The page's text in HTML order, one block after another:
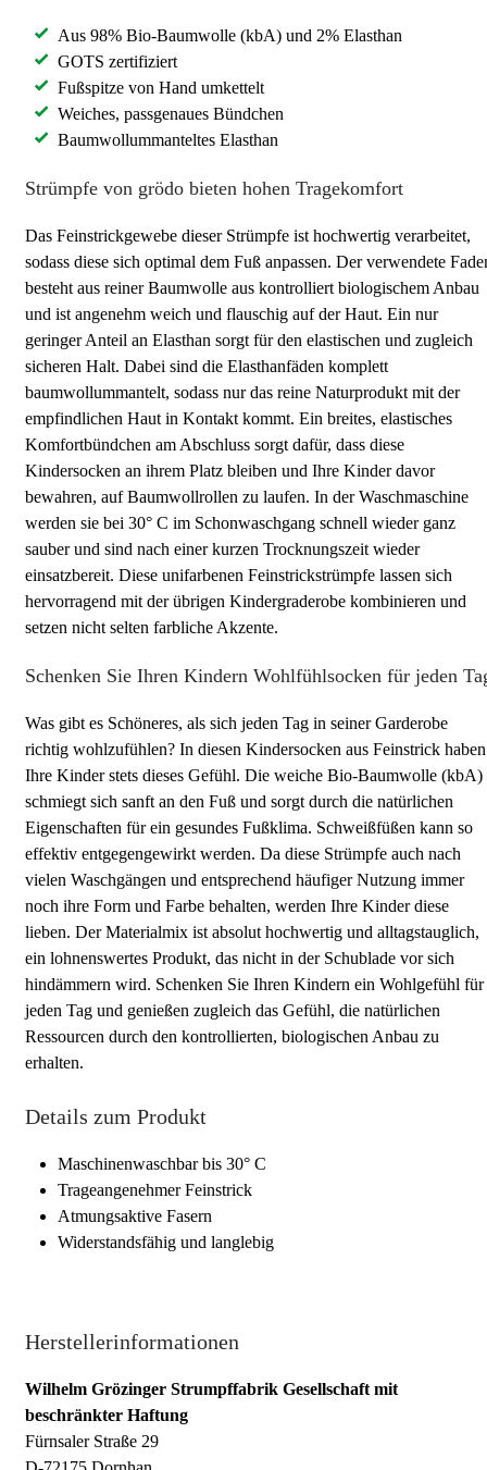
Aus 98% Bio-Baumwolle (kbA) und 2% Elasthan
GOTS zertifiziert
Fußspitze von Hand umkettelt
Weiches, passgenaues Bündchen
Baumwollummanteltes Elasthan
Strümpfe von grödo bieten hohen Tragekomfort
Das Feinstrickgewebe dieser Strümpfe ist hochwertig verarbeitet,
sodass diese sich optimal dem Fuß anpassen. Der verwendete
besteht aus reiner Baumwolle aus kontrolliert biologischem Anbau
und ist angenehm weich und flauschig auf der Haut. Ein nur
geringer Anteil an Elasthan sorgt für den elastischen und zugleich
sicheren Halt. Dabei sind die Elasthanfäden komplett
baumwollummantelt, sodass nur das reine Naturprodukt mit der
empfindlichen Haut in Kontakt kommt. Ein breites, elastisches
Komfortbündchen am Abschluss sorgt dafür, dass diese
Kindersocken an ihrem Platz bleiben und Ihre Kinder davor
bewahren, auf Baumwollrollen zu laufen. In der Waschmaschine
werden sie bei 30° C im Schonwaschgang schnell wieder ganz
sauber und sind nach einer kurzen Trocknungszeit wieder
einsatzbereit. Diese unifarbenen Feinstrickstrümpfe lassen sich
hervorragend mit der übrigen Kindergraderobe kombinieren und
setzen nicht selten farbliche Akzente.
Schenken Sie Ihren Kindern Wohlfühlsocken für jeden
Was gibt es Schöneres, als sich jeden Tag in seiner Garderobe
richtig wohlzufühlen? In diesen Kindersocken aus Feinstrick haben
Ihre Kinder stets dieses Gefühl. Die weiche Bio-Baumwolle (kbA)
schmiegt sich sanft an den Fuß und sorgt durch die natürlichen
Eigenschaften für ein gesundes Fußklima. Schweißfüßen kann so
effektiv entgegengewirkt werden. Da diese Strümpfe auch nach
vielen Waschgängen und entsprechend häufiger Nutzung immer
noch ihre Form und Farbe behalten, werden Ihre Kinder diese
lieben. Der Materialmix ist absolut hochwertig und alltagstauglich,
ein lohnenswertes Produkt, das nicht in der Schublade vor sich
hindämmern wird. Schenken Sie Ihren Kindern ein Wohlgefühl für
jeden Tag und genießen zugleich das Gefühl, die natürlichen
Ressourcen durch den kontrollierten, biologischen Anbau zu
erhalten.
Details zum Produkt
Maschinenwaschbar bis 30° C
Trageangenehmer Feinstrick
Atmungsaktive Fasern
Widerstandsfähig und langlebig
Herstellerinformationen
Wilhelm Grözinger Strumpffabrik Gesellschaft mit
beschränkter Haftung
Fürnsaler Straße 29